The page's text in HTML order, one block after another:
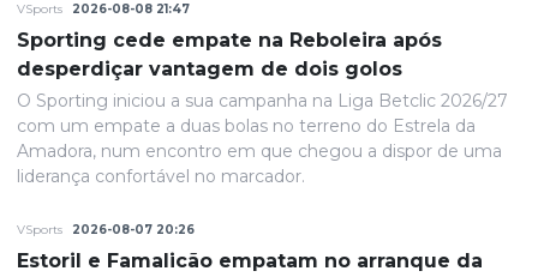
VSports 2026-08-08 21:47
Sporting cede empate na Reboleira após
desperdiçar vantagem de dois golos
O Sporting iniciou a sua campanha na Liga Betclic 2026/27
com um empate a duas bolas no terreno do Estrela da
Amadora, num encontro em que chegou a dispor de uma
liderança confortável no marcador.
VSports 2026-08-07 20:26
Estoril e Famalicão empatam no arranque da